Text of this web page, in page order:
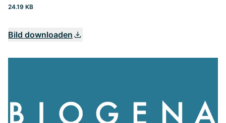
24.19 KB
Bild downloaden